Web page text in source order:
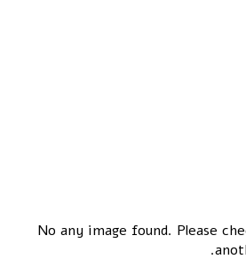
No any image found. Please